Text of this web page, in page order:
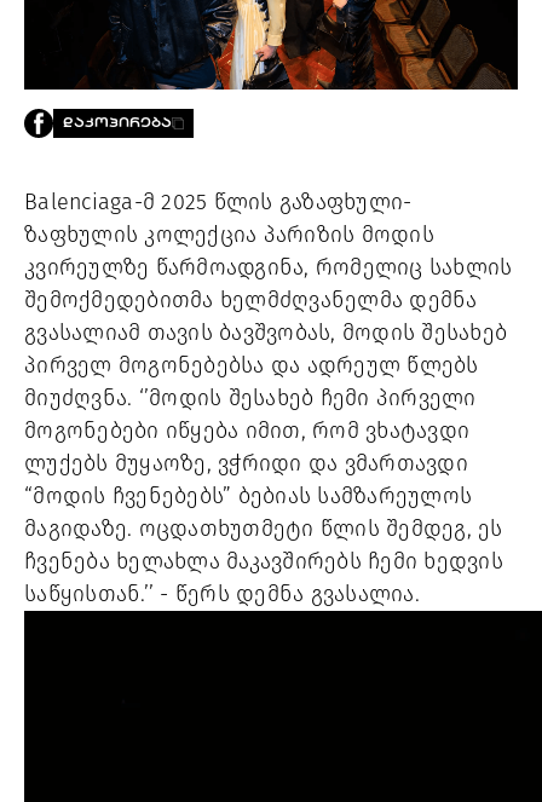
PROJECTS
LIBRARY
SHOP
ᲙᲝᲜᲢᲐᲥᲢᲘ
INFO@HAMMOCKMAGAZINE.GE
ᲩᲕᲔᲜ
ᲨᲔᲡᲐᲮᲔᲑ
STUDIO
ᲓᲐᲙᲝᲞᲘᲠᲔᲑᲐ
Balenciaga-მ 2025 წლის გაზაფხული-
ზაფხულის კოლექცია პარიზის მოდის
კვირეულზე წარმოადგინა, რომელიც სახლის
შემოქმედებითმა ხელმძღვანელმა დემნა
გვასალიამ თავის ბავშვობას, მოდის შესახებ
პირველ მოგონებებსა და ადრეულ წლებს
მიუძღვნა. ‘’მოდის შესახებ ჩემი პირველი
მოგონებები იწყება იმით, რომ ვხატავდი
ლუქებს მუყაოზე, ვჭრიდი და ვმართავდი
“მოდის ჩვენებებს” ბებიას სამზარეულოს
მაგიდაზე. ოცდათხუთმეტი წლის შემდეგ, ეს
ჩვენება ხელახლა მაკავშირებს ჩემი ხედვის
საწყისთან.’’ - წერს დემნა გვასალია.